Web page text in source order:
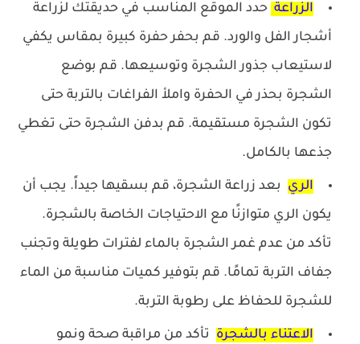
الزراعة حدد الموقع المناسب في حديقتك لزراعة
أشجار الفل والورد. قم بحفر حفرة كبيرة بمقاس يكفي
لاستيعاب جذور الشجرة وتوسيعها. قم بوضع
الشجرة بحذر في الحفرة واملأ الفراغات بالتربة حتى
تكون الشجرة مستقيمة. قم بدفن الشجرة حتى تغطي
جذعها بالكامل.
الري بعد زراعة الشجرة، قم بسقيها جيداً. يجب أن
يكون الري متوازنًا مع الاحتياجات الخاصة بالشجرة.
تأكد من عدم غمر الشجرة بالماء لفترات طويلة وتجنب
جفاف التربة تمامًا. قم بتوفير كميات مناسبة من الماء
للشجرة للحفاظ على رطوبة التربة.
الاعتناء بالشجرة تأكد من مراقبة صحة ونمو